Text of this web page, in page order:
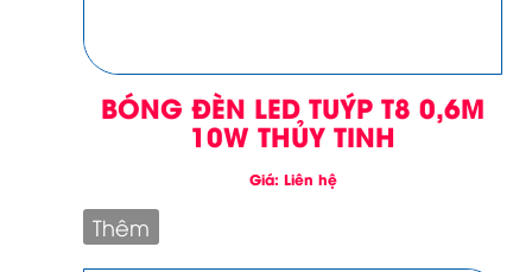
BÓNG ĐÈN LED TUÝP T8 0,6M
10W THỦY TINH
Giá: Liên hệ
Thêm